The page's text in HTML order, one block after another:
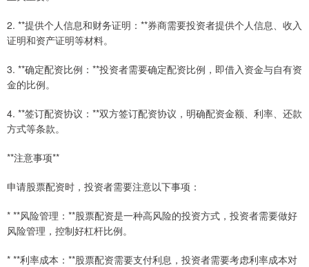
2. **提供个人信息和财务证明：**券商需要投资者提供个人信息、收入
证明和资产证明等材料。
3. **确定配资比例：**投资者需要确定配资比例，即借入资金与自有资
金的比例。
4. **签订配资协议：**双方签订配资协议，明确配资金额、利率、还款
方式等条款。
**注意事项**
申请股票配资时，投资者需要注意以下事项：
* **风险管理：**股票配资是一种高风险的投资方式，投资者需要做好
风险管理，控制好杠杆比例。
* **利率成本：**股票配资需要支付利息，投资者需要考虑利率成本对